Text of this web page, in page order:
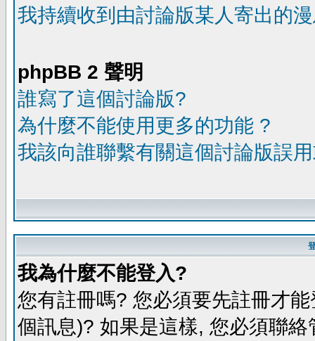
我持續收到由討論版某人寄出的
phpBB 2 聲明
誰寫了這個討論版?
為什麼不能使用更多的功能 ?
我該向誰聯繫有關這個討論版誤
我為什麼不能登入?
您有註冊嗎? 您必須要先註冊才
個訊息)? 如果是這樣, 您必須聯